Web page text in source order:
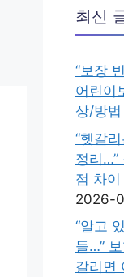
최신
“보장
어린이
상/방
“헷갈
정리…”
점 차
2026-
“알고
들…”
갈리면